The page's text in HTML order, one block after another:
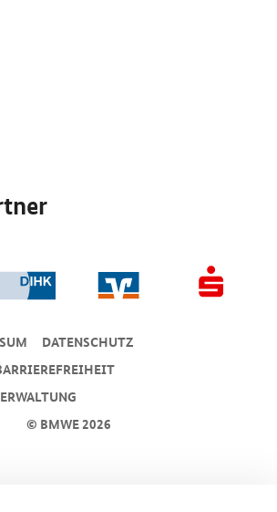
© BMWE 2026
DA­TEN­SCHUTZ